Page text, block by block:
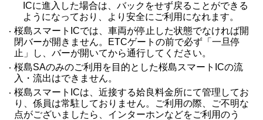
ICに進入した場合は、バックをせず戻ることができる
ようになっており、より安全にご利用になれます。
桜島スマートICでは、車両が停止した状態でなければ開
閉バーが開きません。ETCゲートの前で必ず「一旦停
止」し、バーが開いてから通行してください。
桜島SAのみのご利用を目的とした桜島スマートICの流
入・流出はできません。
桜島スマートICは、近接する姶良料金所にて管理してお
り、係員は常駐しておりません。ご利用の際、ご不明な
点がございましたら、インターホンなどをご利用のう